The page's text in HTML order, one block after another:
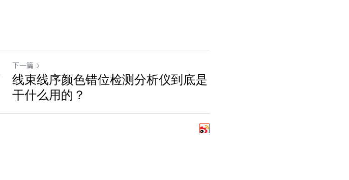
下一篇
线束线序颜色错位检测分析仪到底是
干什么用的？